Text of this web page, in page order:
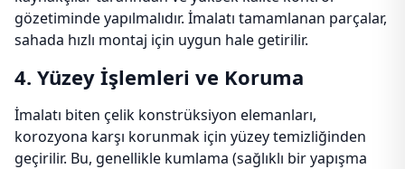
gözetiminde yapılmalıdır. İmalatı tamamlanan parçalar,
sahada hızlı montaj için uygun hale getirilir.
4. Yüzey İşlemleri ve Koruma
İmalatı biten çelik konstrüksiyon elemanları,
korozyona karşı korunmak için yüzey temizliğinden
geçirilir. Bu, genellikle kumlama (sağlıklı bir yapışma